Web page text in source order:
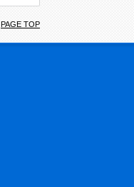
PAGE TOP